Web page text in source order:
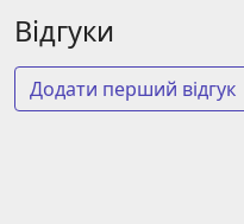
Відгуки
Додати перший відгук